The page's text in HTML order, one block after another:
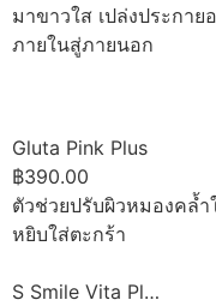
มาขาวใส เปล่งประกา
ภายในสู่ภายนอก
Gluta Pink Plus
฿390.00
ตัวช่วยปรับผิวหมองคล้
หยิบใส่ตะกร้า
S Smile Vita Pl…